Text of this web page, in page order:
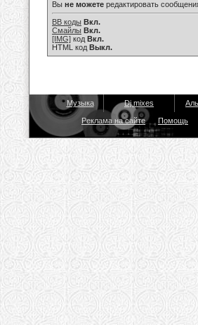
Вы не можете редактировать
BB коды Вкл.
Смайлы Вкл.
[IMG] код Вкл.
HTML код Выкл.
Музыка Dj mixes
Реклама на сайте Помощь